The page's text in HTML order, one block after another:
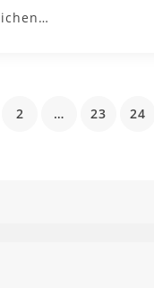
2 … 23 24